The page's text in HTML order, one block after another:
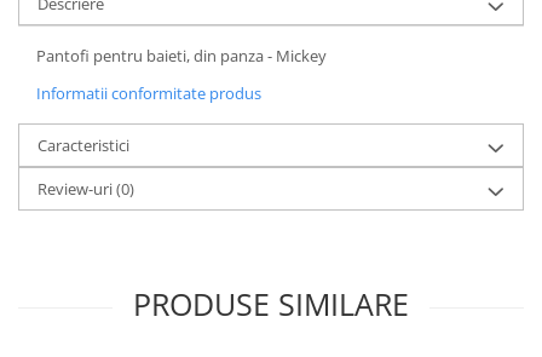
Pantofi pentru baieti, din panza - Mickey
Informatii conformitate produs
Caracteristici
Review-uri(0)
PRODUSE SIMILARE